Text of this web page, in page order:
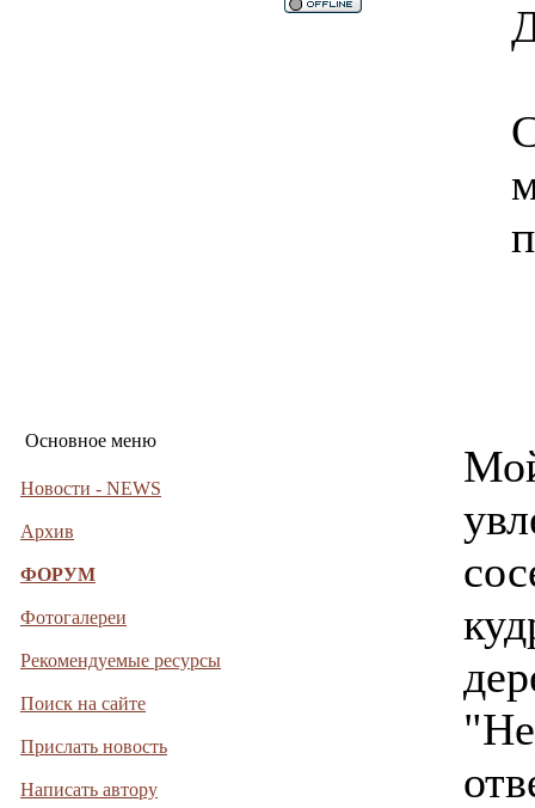
Основное меню
Новости - NEWS
Архив
ФОРУМ
Фотогалереи
Рекомендуемые ресурсы
Поиск на сайте
Прислать новость
Написать автору